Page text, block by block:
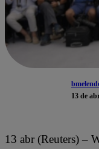
13 de
13 abr (Reuters) –